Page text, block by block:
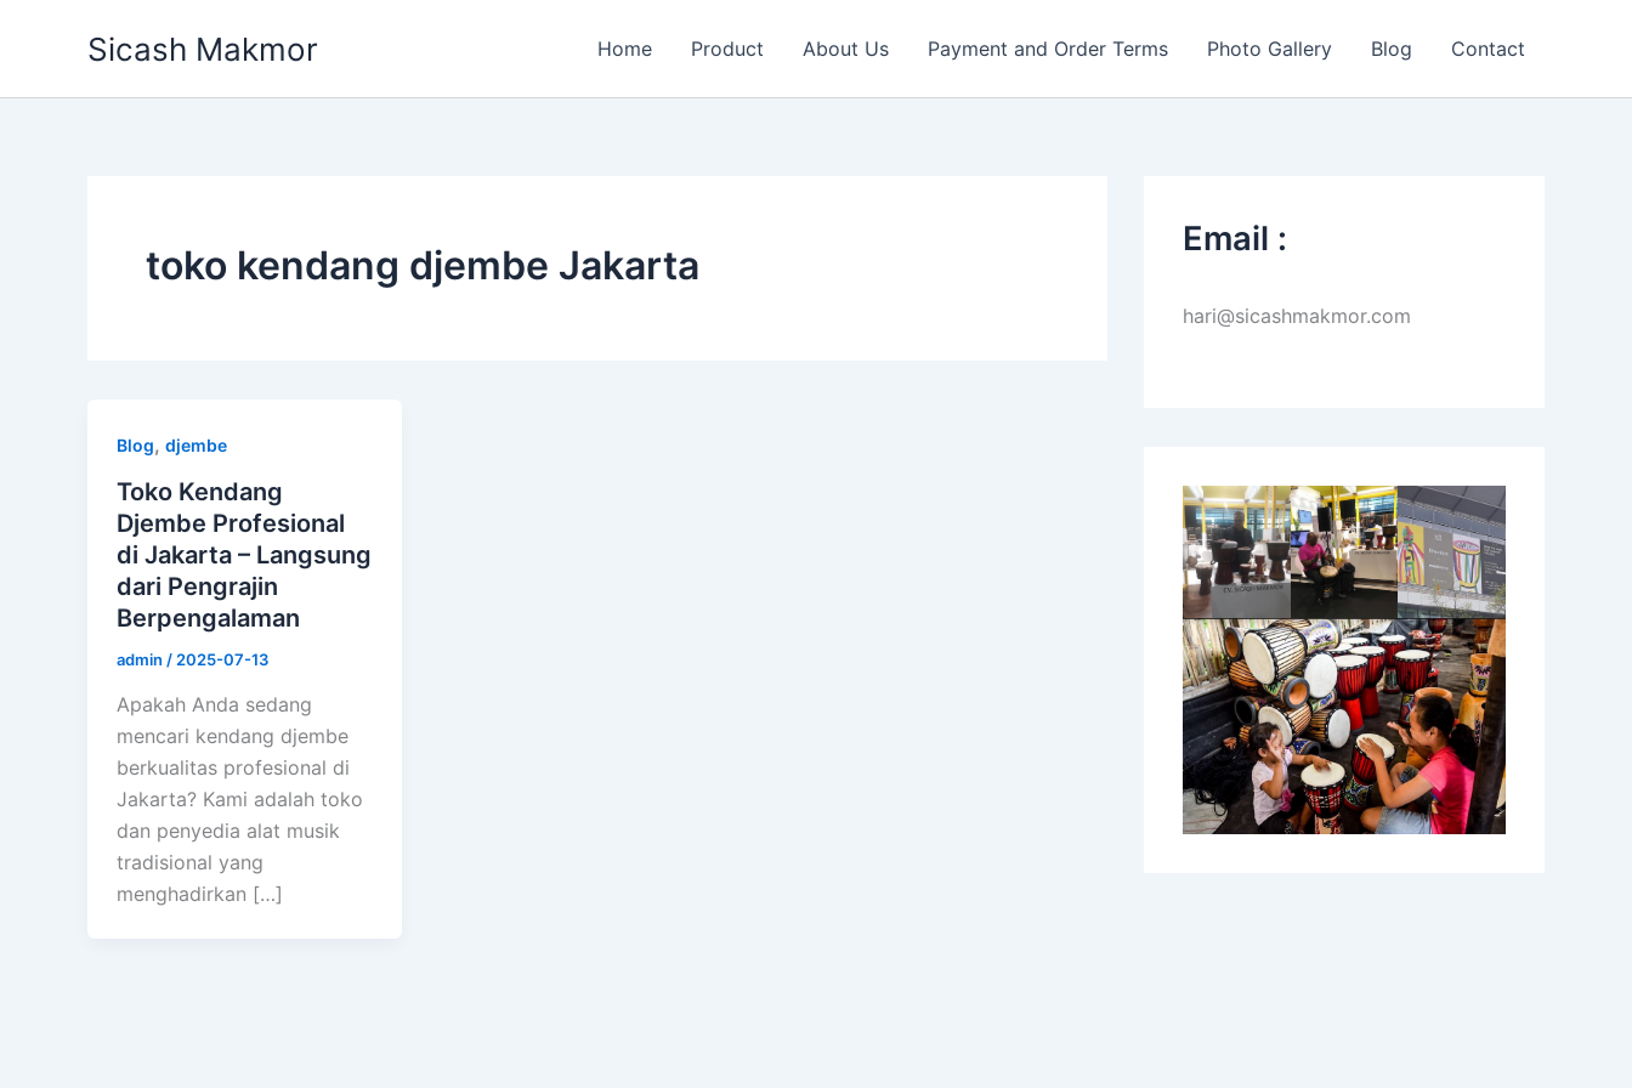
Sicash Makmor Home Product About Us Payment and Order Terms Photo Gallery Blog Contact
toko kendang djembe Jakarta
Blog, djembe
Toko Kendang
Djembe Profesional
di Jakarta – Langsung
dari Pengrajin
Berpengalaman
admin / 2025-07-13
Apakah Anda sedang
mencari kendang djembe
berkualitas profesional di
Jakarta? Kami adalah toko
dan penyedia alat musik
tradisional yang
menghadirkan […]
Email :
hari@sicashmakmor.com